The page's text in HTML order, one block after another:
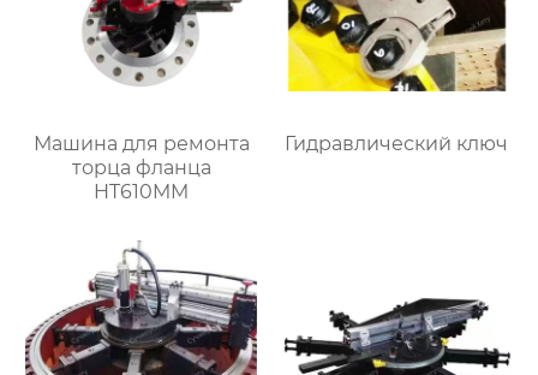
Машина для ремонта
торца фланца
HT610MM
Гидравлический ключ